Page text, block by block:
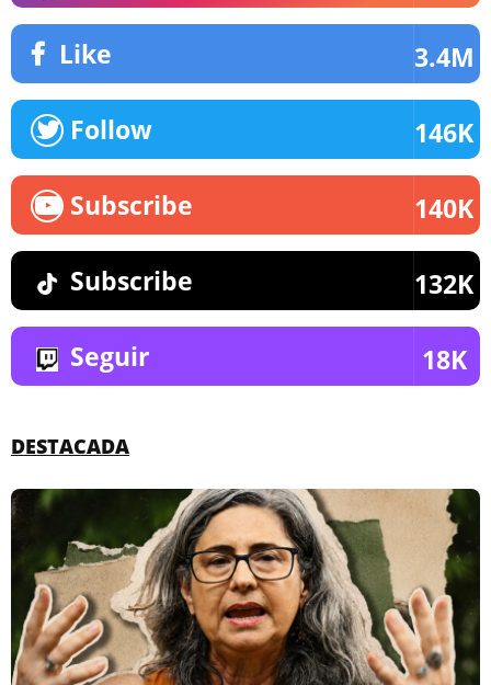
Like 3.4M
Follow 146K
Subscribe 140K
Subscribe 132K
Seguir 18K
DESTACADA